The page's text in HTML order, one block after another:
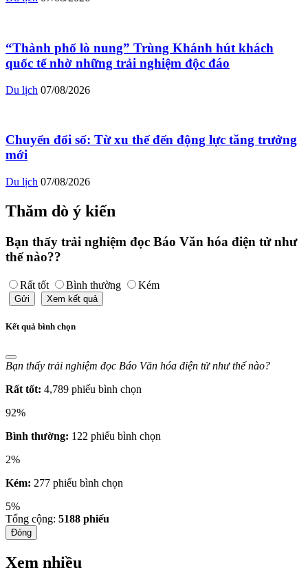
“Thành phố lò nung” Trùng Khánh hút khách
quốc tế nhờ những trải nghiệm độc đáo
Du lịch 07/08/2026
Chuyển đổi số: Từ xu thế đến động lực tăng trưởng
mới
Du lịch 07/08/2026
Thăm dò ý kiến
Bạn thấy trải nghiệm đọc Báo Văn hóa điện tử như
thế nào??
Rất tốt Bình thường Kém
Gửi Xem kết quả
Kết quả bình chọn
Bạn thấy trải nghiệm đọc Báo Văn hóa điện tử như thế nào?
Rất tốt: 4,789 phiếu bình chọn
92%
Bình thường: 122 phiếu bình chọn
2%
Kém: 277 phiếu bình chọn
5%
Tổng cộng: 5188 phiếu
Đóng
Xem nhiều